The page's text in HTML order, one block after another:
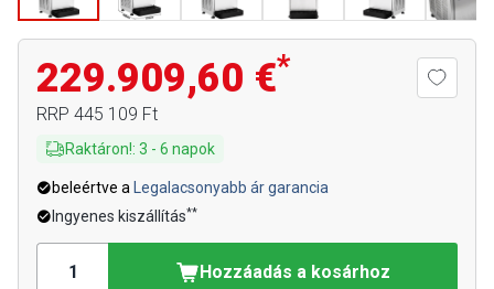
229.909,60 €*
RRP 445 109 Ft
Raktáron!: 3 - 6 napok
beleértve a
Legalacsonyabb ár garancia
Ingyenes kiszállítás**
Hozzáadás a kosárhoz